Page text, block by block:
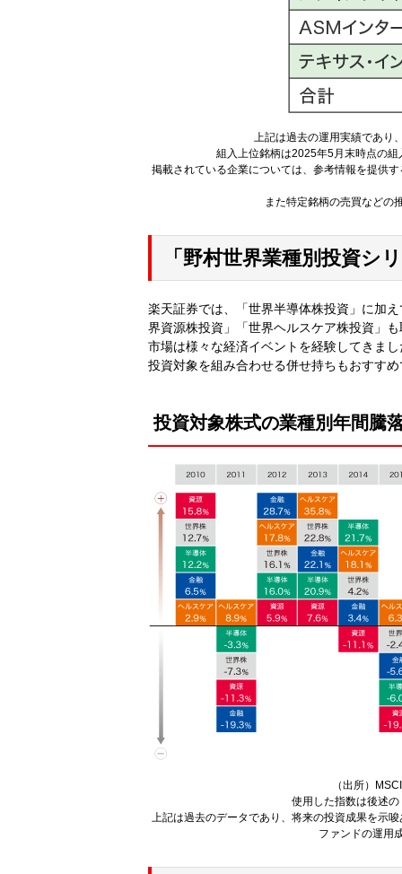
上記は過去の運用実績であ
組入上位銘柄は2025年5月末時点の
掲載されている企業については、参考情報を提供
また特定銘柄の売買などの
「野村世界業種別投資シ
楽天証券では、「世界半導体株投資」に加
界資源株投資」「世界ヘルスケア株投資」
市場は様々な経済イベントを経験してきま
投資対象を組み合わせる併せ持ちもおすす
投資対象株式の業種別年間騰
（出所）
使用した指数は後述
上記は過去のデータであり、将来の投資成果を示
ファンドの運用